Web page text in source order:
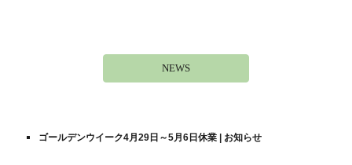
NEWS
ゴールデンウイーク4月29 日～5月6 日休業 | お知らせ